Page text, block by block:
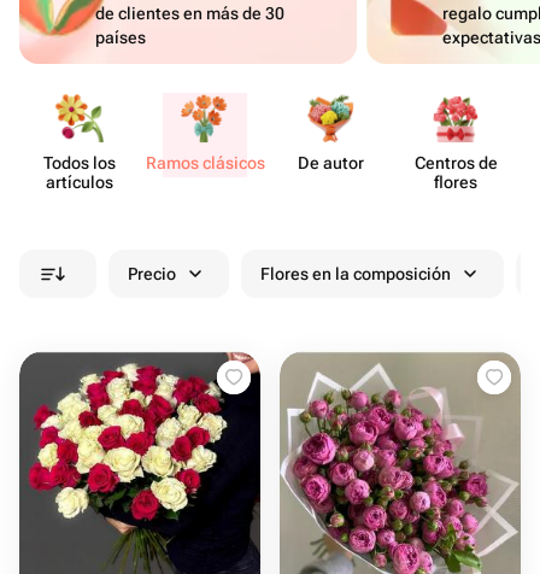
de clientes en más de 30
países
regalo
Todos los
artículos
Ramos clásicos De autor
Centros de
flores
Precio Flores en la composición